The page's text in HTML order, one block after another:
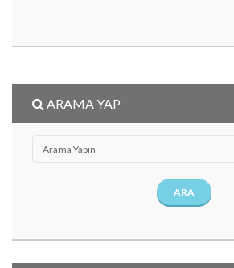
ARAMA YAP
ARA